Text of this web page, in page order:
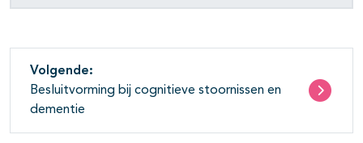
Volgende:
Besluitvorming bij cognitieve stoornissen en
dementie